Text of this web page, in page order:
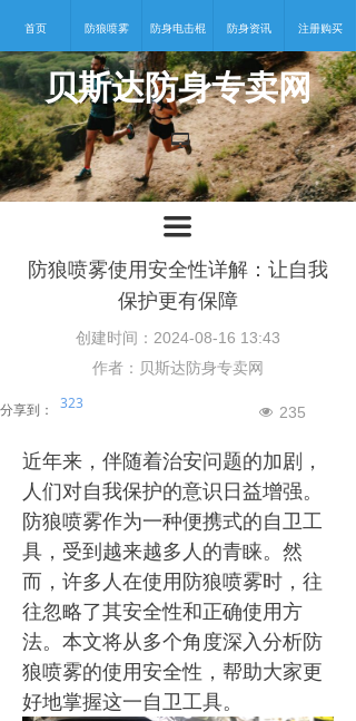
贝斯达防身专卖网
首页 防狼喷雾 防身电击棍 防身资讯 注册购买
넡
防狼喷雾使用安全性详解：让自我
保护更有保障
近年来，伴随着治安问题的加剧，
人们对自我保护的意识日益增强。
防狼喷雾作为一种便携式的自卫工
具，受到越来越多人的青睐。然
而，许多人在使用防狼喷雾时，往
往忽略了其安全性和正确使用方
法。本文将从多个角度深入分析防
狼喷雾的使用安全性，帮助大家更
好地掌握这一自卫工具。
넶 235
分享到： 323
创建时间： 2024-08-16 13:43
作者：贝斯达防身专卖网
끀